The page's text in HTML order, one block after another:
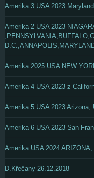
Amerika 3 USA 2023
Amerika 2 USA 2023
Amerika 2025 USA NEW
Amerika 4 USA 2023 z
Amerika 5 USA 2023 Arizona,
Amerika 6 USA 2023 San
Amerika USA 2024
D.Křečany 26.12.2018